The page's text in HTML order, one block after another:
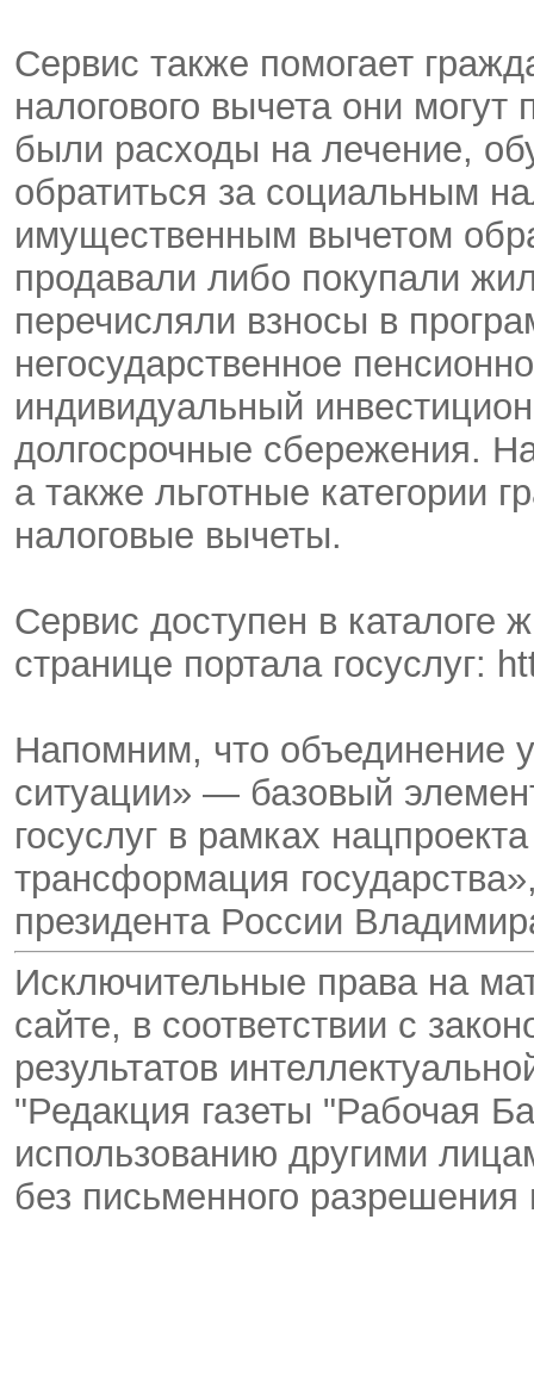
Сервис также помогает
налогового вычета они могут
были расходы на лечение,
обратиться за социальным
имущественным вычетом
продавали либо покупали
перечисляли взносы в
негосударственное
индивидуальный
долгосрочные сбережения.
а также льготные категории
налоговые вычеты.
Сервис доступен в каталоге
странице портала госуслуг:
Напомним, что объединение
ситуации» — базовый
госуслуг в рамках
трансформация
президента России
Исключительные права на
сайте, в соответствии с
результатов
"Редакция газеты "Рабочая
использованию другими
без письменного разрешения